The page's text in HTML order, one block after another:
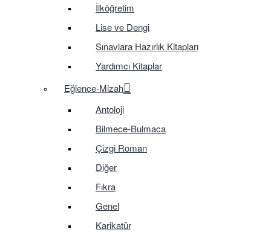
İlköğretim
Lise ve Dengi
Sınavlara Hazırlık Kitapları
Yardımcı Kitaplar
Eğlence-Mizah
Antoloji
Bilmece-Bulmaca
Çizgi Roman
Diğer
Fıkra
Genel
Karikatür